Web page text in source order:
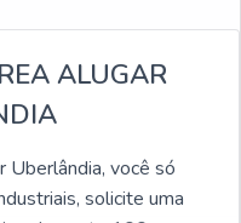
ALUGAR
Uberlândia, você só
solicite uma